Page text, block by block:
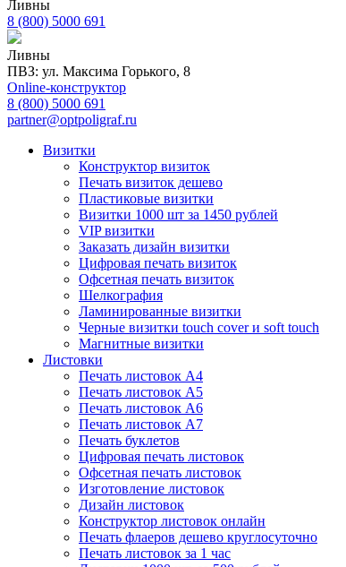
Ливны
8 (800) 5000 691
Ливны
ПВЗ: ул. Максима Горького, 8
Online-конструктор
8 (800) 5000 691
partner@optpoligraf.ru
Визитки
Конструктор визиток
Печать визиток дешево
Пластиковые визитки
Визитки 1000 шт за 1450 рублей
VIP визитки
Заказать дизайн визитки
Цифровая печать визиток
Офсетная печать визиток
Шелкография
Ламинированные визитки
Черные визитки touch cover и soft touch
Магнитные визитки
Листовки
Печать листовок А4
Печать листовок А5
Печать листовок А6
Печать листовок А7
Печать буклетов
Цифровая печать листовок
Офсетная печать листовок
Изготовление листовок
Дизайн листовок
Конструктор листовок онлайн
Печать флаеров дешево круглосуточно
Печать листовок за 1 час